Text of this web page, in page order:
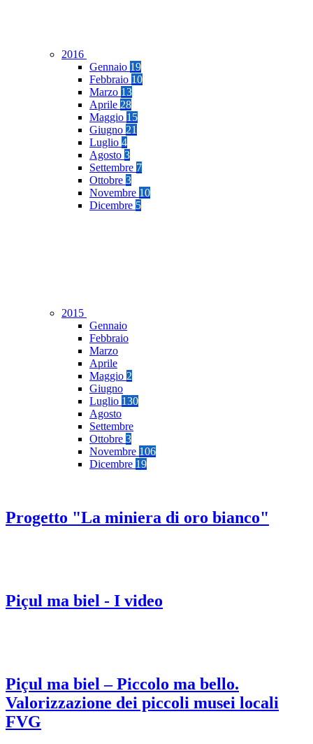
2016
Gennaio 19
Febbraio 10
Marzo 13
Aprile 28
Maggio 15
Giugno 21
Luglio 4
Agosto 3
Settembre 7
Ottobre 3
Novembre 10
Dicembre 5
2015
Gennaio
Febbraio
Marzo
Aprile
Maggio 2
Giugno
Luglio 130
Agosto
Settembre
Ottobre 3
Novembre 106
Dicembre 19
Progetto "La miniera di oro bianco"
Piçul ma biel - I video
Piçul ma biel – Piccolo ma bello.
Valorizzazione dei piccoli musei locali
FVG